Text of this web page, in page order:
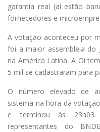
garantia real (aí estão
fornecedores e
A votação aconteceu por
foi a maior assembleia do
na América Latina. A Oi
5 mil se cadastraram para
O número elevado de
sistema na hora da
e terminou às 23h03.
representantes do